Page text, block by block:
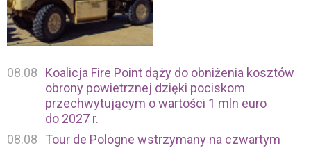
08.08
Koalicja Fire Point dąży do obniżenia kosztów
obrony powietrznej dzięki pociskom
przechwytującym o wartości 1 mln euro
do 2027 r.
08.08
Tour de Pologne wstrzymany na czwartym